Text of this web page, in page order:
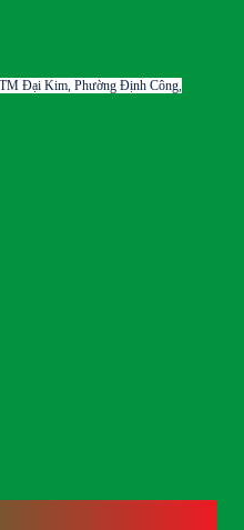
Đại Kim, Phường Định Công,